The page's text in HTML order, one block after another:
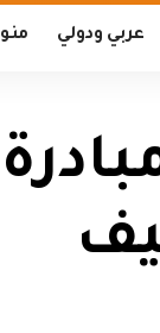
عربي ودولي